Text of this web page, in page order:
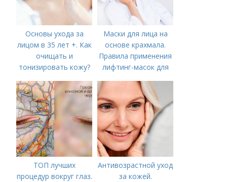
Основы ухода за
лицом в 35 лет +. Как
очищать и
тонизировать кожу?
Маски для лица на
основе крахмала.
Правила применения
лифтинг-масок для
ТОП лучших
процедур вокруг глаз.
Антивозрастной уход
за кожей.